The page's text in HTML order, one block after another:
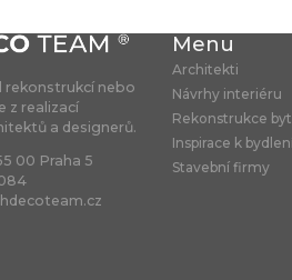
rekonstrukcí nebo
z realizací
a designerů.
00 Praha 5
Menu
Architekti
Návrhy interiéru
Rekonstrukce
Inspirace k
Stavební firmy